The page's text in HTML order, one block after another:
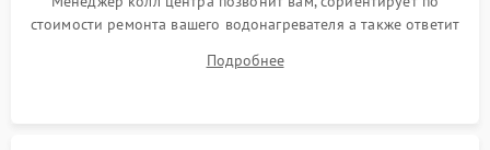
стоимости ремонта вашего водонагревателя а также ответит
Подробнее